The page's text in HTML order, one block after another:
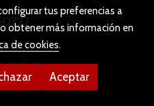
cookies
cookies
tus preferencias a
obtener más información en
de cookies.
Aceptar